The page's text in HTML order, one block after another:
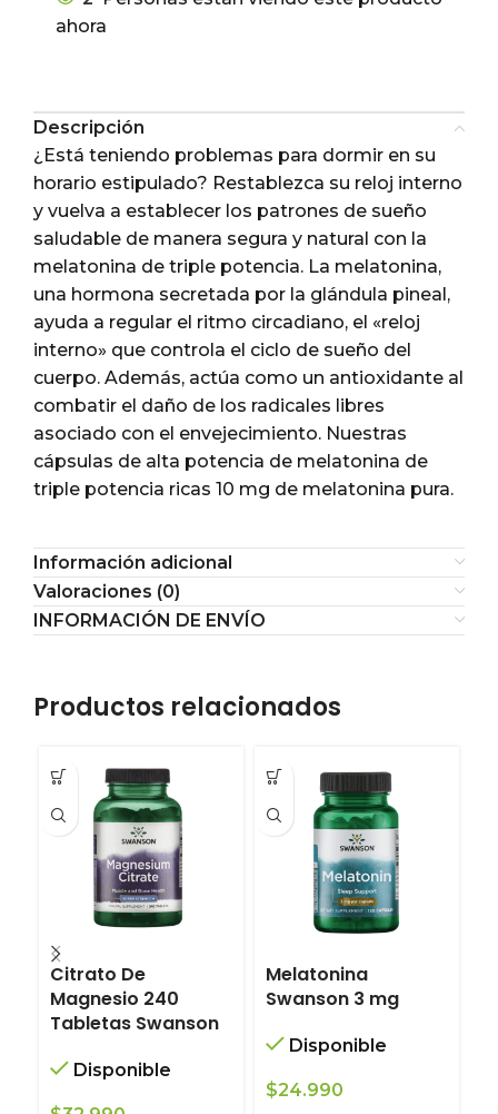
ahora
Descripción
¿Está teniendo problemas para dormir en su
horario estipulado? Restablezca su reloj interno
y vuelva a establecer los patrones de sueño
saludable de manera segura y natural con la
melatonina de triple potencia. La melatonina,
una hormona secretada por la glándula pineal,
ayuda a regular el ritmo circadiano, el «reloj
interno» que controla el ciclo de sueño del
cuerpo. Además, actúa como un antioxidante al
combatir el daño de los radicales libres
asociado con el envejecimiento. Nuestras
cápsulas de alta potencia de melatonina de
triple potencia ricas 10 mg de melatonina pura.
Información adicional
Valoraciones (0)
INFORMACIÓN DE ENVÍO
Productos relacionados
Citrato De
Magnesio 240
Tabletas Swanson
Disponible
Melatonina
Swanson 3 mg
Disponible
$24.990